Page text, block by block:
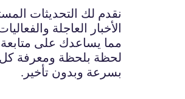
نقدم لك التحديثات
الأخبار العاجلة
مما يساعدك على متابعة
لحظة بلحظة ومعرفة
بسرعة وبدون تأخير.